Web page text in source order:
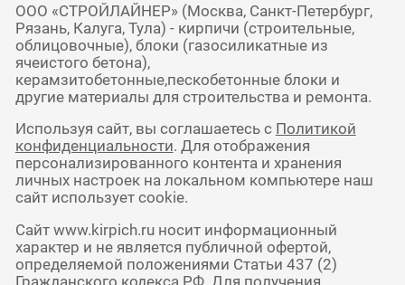
ООО «СТРОЙЛАЙНЕР» (Москва, Санкт-Петербург,
Рязань, Калуга, Тула) - кирпичи (строительные,
облицовочные), блоки (газосиликатные из
ячеистого бетона),
керамзитобетонные,пескобетонные блоки и
другие материалы для строительства и ремонта.
Используя сайт, вы соглашаетесь с Политикой
конфиденциальности. Для отображения
персонализированного контента и хранения
личных настроек на локальном компьютере наш
сайт использует cookie.
Сайт www.kirpich.ru носит информационный
характер и не является публичной офертой,
определяемой положениями Статьи 437 (2)